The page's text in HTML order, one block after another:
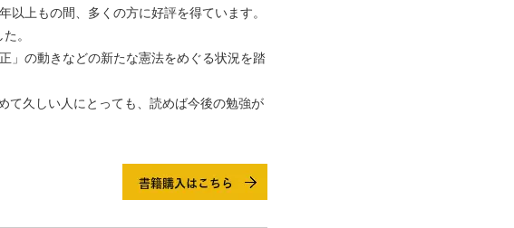
上もの間、多くの方に好評を得ています。
。
」の動きなどの新たな憲法をめぐる状況を踏
て久しい人にとっても、読めば今後の勉強が